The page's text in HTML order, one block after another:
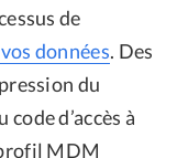
de
données. Des
du
d’accès à
MDM